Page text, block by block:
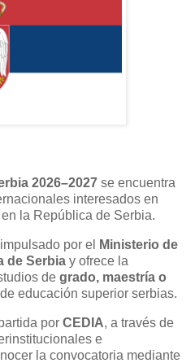
2026–2027 se encuentra
interesados en
la República de Serbia.
por el
Ministerio de
de Serbia y ofrece la
de grado, maestría o
educación superior serbias.
por CEDIA, a través de
e
la convocatoria mediante